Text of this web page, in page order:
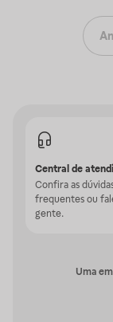
Central de
Confira as
frequentes ou
gente.
Uma